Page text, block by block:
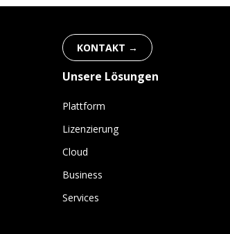
KONTAKT →
Unsere Lösungen
Plattform
Lizenzierung
Cloud
Business
Services